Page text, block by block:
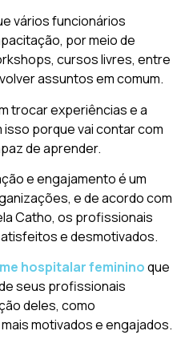
vários funcionários
por meio de
cursos livres, entre
assuntos em comum.
trocar experiências e a
porque vai contar com
de aprender.
e engajamento é um
e de acordo com
Catho, os profissionais
e desmotivados.
hospitalar femininoque
seus profissionais
deles, como
motivados e engajados.